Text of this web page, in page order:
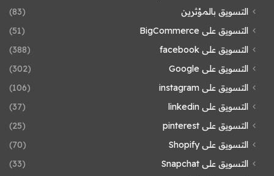
التسويق بالمؤثرين
(83)
التسويق على BigCommerce
(51)
التسويق على facebook
(388)
التسويق على Google
(302)
التسويق على instagram
(106)
التسويق على linkedin
(37)
التسويق على pinterest
(25)
التسويق على Shopify
(70)
التسويق على Snapchat
(33)